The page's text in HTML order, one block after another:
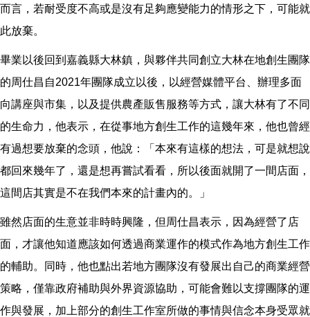
而言，若耐受度不高或是沒有足夠應變能力的情形之下，可能就
此放棄。
畢業以後回到嘉義縣大林鎮，與夥伴共同創立大林在地創生團隊
的周仕昌自2021年團隊成立以後，以經營媒體平台、辦理多面
向講座與市集，以及提供農產販售服務等方式，讓大林有了不同
的生命力，他表示，在從事地方創生工作的這幾年來，他也曾經
有過想要放棄的念頭，他說：「本來有這樣的想法，可是就想說
都回來幾年了，還是想再嘗試看看，所以後面就開了一間店面，
這間店其實是不在我們本來的計畫內的。」
雖然店面的生意並非時時興隆，但周仕昌表示，因為經營了店
面，才讓他知道應該如何透過商業運作的模式作為地方創生工作
的輔助。同時，他也點出若地方團隊沒有發展出自己的商業經營
策略，僅靠政府補助與外界資源協助，可能會難以支撐團隊的運
作與發展，加上部分的創生工作室所做的事情與信念本身受眾就